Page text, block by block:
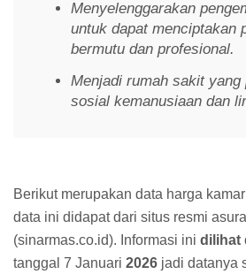
Menyelenggarakan
untuk dapat menciptakan
bermutu dan profesional.
Menjadi rumah sakit yang
sosial kemanusiaan dan
Berikut merupakan data harga
data ini didapat dari situs resmi
(sinarmas.co.id). Informasi ini dilihat
tanggal 7 Januari 2026 jadi datanya